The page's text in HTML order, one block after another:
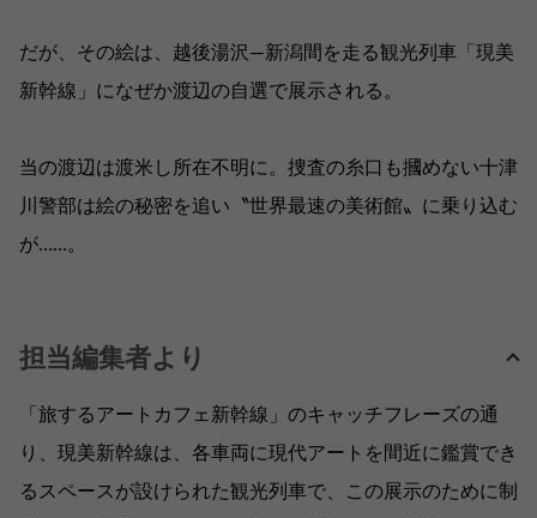
だが、その絵は、越後湯沢―新潟間を走る観光列車「現美
新幹線」になぜか渡辺の自選で展示される。
当の渡辺は渡米し所在不明に。捜査の糸口も摑めない十津
川警部は絵の秘密を追い〝世界最速の美術館〟に乗り込む
が……。
担当編集者より
「旅するアートカフェ新幹線」のキャッチフレーズの通
り、現美新幹線は、各車両に現代アートを間近に鑑賞でき
るスペースが設けられた観光列車で、この展示のために制